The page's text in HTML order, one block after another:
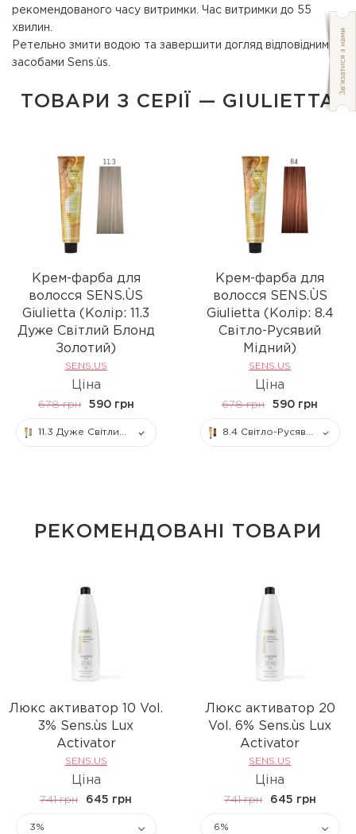
рекомендованого часу витримки. Час витримки до 55
хвилин.
Ретельно змити водою та завершити догляд відповідними
засобами Sens.ùs.
ТОВАРИ З СЕРІЇ — GIULIETTA
Крем-фарба для
волосся SENS.ÙS
Giulietta (Колір: 11.3
Дуже Світлий Блонд
Золотий)
SENS.US
Ціна
678 грн 590 грн
Крем-фарба для
волосся SENS.ÙS
Giulietta (Колір: 8.4
Світло-Русявий
Мідний)
SENS.US
Ціна
678 грн 590 грн
РЕКОМЕНДОВАНІ ТОВАРИ
Люкс активатор 10 Vol.
3% Sens.ùs Lux
Activator
SENS.US
Ціна
741 грн 645 грн
3%
Люкс активатор 20
Vol. 6% Sens.ùs Lux
Activator
SENS.US
Ціна
741 грн 645 грн
6%